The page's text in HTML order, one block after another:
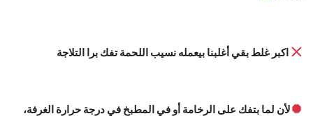
اكبر غلط بقي أغلبنا بيعمله نسيب اللحمة تفك برا التلاجة
لأن لما بتفك على الرخامة أو في المطبخ في درجة حرارة الغرفة،